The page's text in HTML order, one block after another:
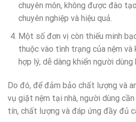
chuyên môn, không được đào
chuyên nghiệp và hiệu quả.
Một số đơn vị còn thiếu minh
thuộc vào tình trạng của nệm và
hợp lý, dễ dàng khiến người dùng
Do đó, để đảm bảo chất lượng và
vụ giặt nệm tại nhà, người dùng
tín, chất lượng và đáp ứng đầy đủ